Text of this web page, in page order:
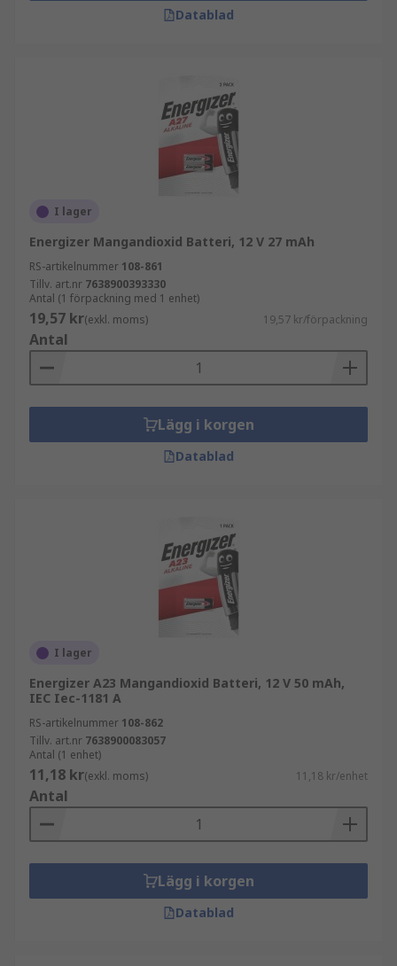
Datablad
I lager
Energizer Mangandioxid Batteri, 12 V 27 mAh
RS-artikelnummer 108-861
Tillv. art.nr 7638900393330
Antal (1 förpackning med 1 enhet)
19,57 kr(exkl. moms) 19,57 kr/förpackning
Antal
Lägg i korgen
Datablad
I lager
Energizer A23 Mangandioxid Batteri, 12 V 50 mAh,
IEC Iec-1181 A
RS-artikelnummer 108-862
Tillv. art.nr 7638900083057
Antal (1 enhet)
11,18 kr(exkl. moms) 11,18 kr/enhet
Antal
Lägg i korgen
Datablad